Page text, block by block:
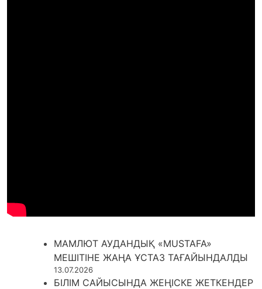
МАМЛЮТ АУДАНДЫҚ «MUSTAFA»
МЕШІТІНЕ ЖАҢА ҰСТАЗ ТАҒАЙЫНДАЛДЫ
13.07.2026
БІЛІМ САЙЫСЫНДА ЖЕҢІСКЕ ЖЕТКЕНДЕР